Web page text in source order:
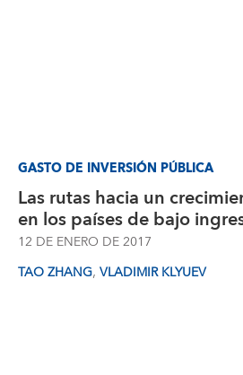
GASTO DE INVERSIÓN PÚBLICA
Las rutas hacia un
en los países de bajo
12 DE ENERO DE 2017
TAO ZHANG, VLADIMIR KLYUEV